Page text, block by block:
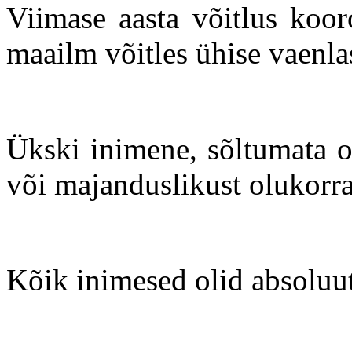
Viimase aasta võitlus
maailm võitles ühise
Ükski inimene, sõltumata
või majanduslikust
Kõik inimesed olid